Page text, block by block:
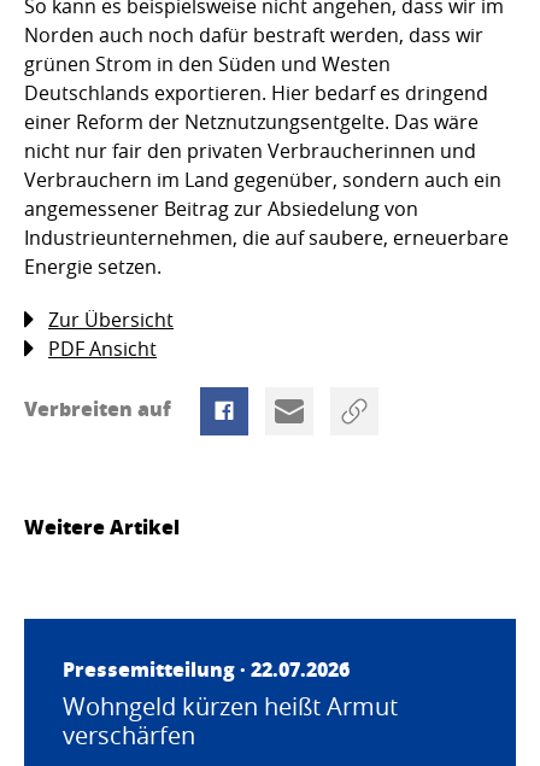
So kann es beispielsweise nicht angehen, dass wir im
Norden auch noch dafür bestraft werden, dass wir
grünen Strom in den Süden und Westen
Deutschlands exportieren. Hier bedarf es dringend
einer Reform der Netznutzungsentgelte. Das wäre
nicht nur fair den privaten Verbraucherinnen und
Verbrauchern im Land gegenüber, sondern auch ein
angemessener Beitrag zur Absiedelung von
Industrieunternehmen, die auf saubere, erneuerbare
Energie setzen.
Zur Übersicht
PDF Ansicht
Verbreiten auf
Weitere Artikel
Pressemitteilung · 22.07.2026
Wohngeld kürzen heißt Armut
verschärfen